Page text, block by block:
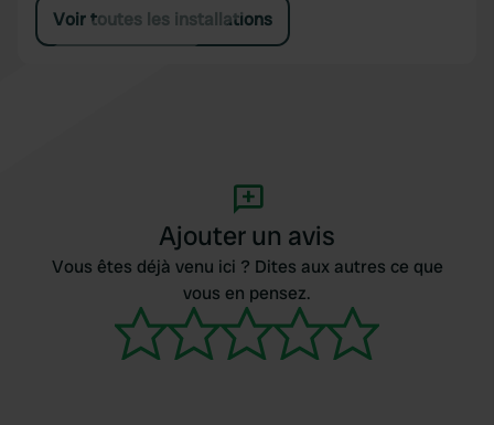
Voir toutes les installations
Ajouter un avis
Vous êtes déjà venu ici ? Dites aux autres ce que
vous en pensez.